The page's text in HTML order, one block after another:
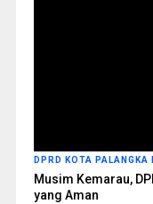
DPRD KOTA PALANGKA
Musim Kemarau,
yang Aman